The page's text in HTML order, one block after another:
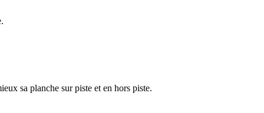
sa planche sur piste et en hors piste.